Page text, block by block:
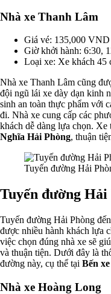
Nhà xe Thanh Lâm
Giá vé: 135,000 VND
Giờ khởi hành: 6:30,
Loại xe: Xe khách 45
Nhà xe Thanh Lâm cũng
đội ngũ lái xe dày dạn kinh
sinh an toàn thực phẩm với
đi. Nhà xe cung cấp các
khách dễ dàng lựa chọn.
Nghĩa Hải Phòng, thuận
Tuyến đường Hải
Tuyến đường
Tuyến đường Hải Phòng
được nhiều hành khách lựa
việc chọn đúng nhà xe sẽ
và thuận tiện. Dưới đây là
đường này, cụ thể tại Bến
Nhà xe Hoàng Long